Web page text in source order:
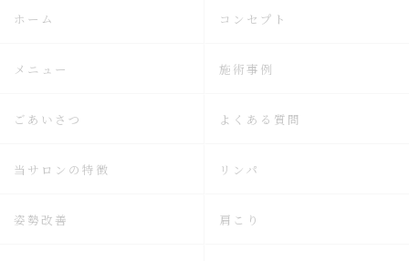
ホーム コンセプト
メニュー 施術事例
ごあいさつ よくある質問
当サロンの特徴 リンパ
姿勢改善 肩こり